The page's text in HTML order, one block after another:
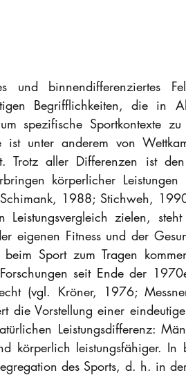
und binnendifferenziertes
Begrifflichkeiten, die in
spezifische Sportkontexte
ist unter anderem von
Trotz aller Differenzen ist
körperlicher Leistungen
1988; Stichweh,
Leistungsvergleich zielen,
eigenen Fitness und der
Sport zum Tragen
seit Ende der
(vgl. Kröner, 1976;
die Vorstellung einer
Leistungsdifferenz:
körperlich leistungsfähiger. In
des Sports, d. h. in